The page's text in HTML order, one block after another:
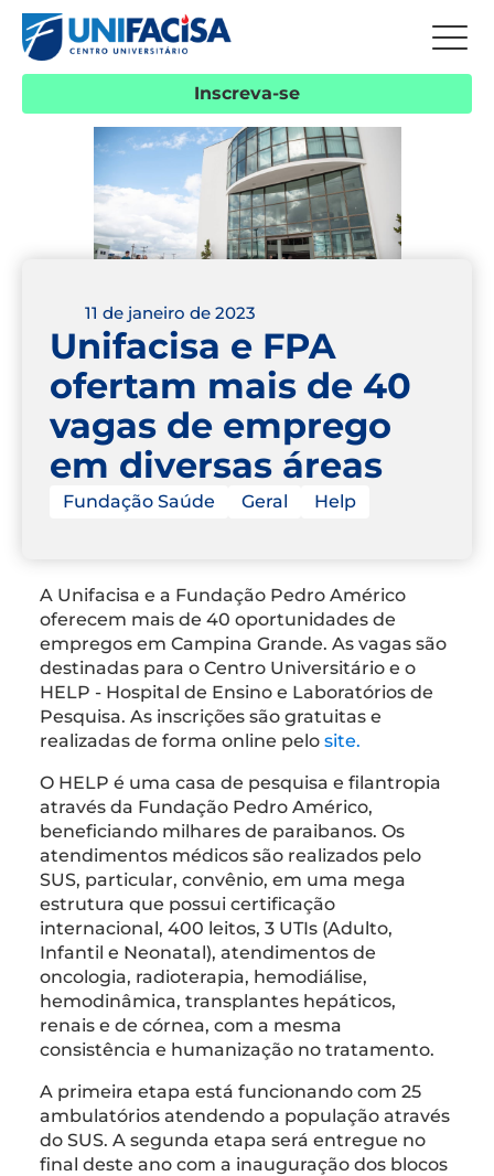
Inscreva-se
11 de janeiro de 2023
Unifacisa e FPA
ofertam mais de 40
vagas de emprego
em diversas áreas
Fundação Saúde Geral Help
A Unifacisa e a Fundação Pedro Américo
oferecem mais de 40 oportunidades de
empregos em Campina Grande. As vagas são
destinadas para o Centro Universitário e o
HELP - Hospital de Ensino e Laboratórios de
Pesquisa. As inscrições são gratuitas e
realizadas de forma online pelo site.
O HELP é uma casa de pesquisa e filantropia
através da Fundação Pedro Américo,
beneficiando milhares de paraibanos. Os
atendimentos médicos são realizados pelo
SUS, particular, convênio, em uma mega
estrutura que possui certificação
internacional, 400 leitos, 3 UTIs (Adulto,
Infantil e Neonatal), atendimentos de
oncologia, radioterapia, hemodiálise,
hemodinâmica, transplantes hepáticos,
renais e de córnea, com a mesma
consistência e humanização no tratamento.
A primeira etapa está funcionando com 25
ambulatórios atendendo a população através
do SUS. A segunda etapa será entregue no
final deste ano com a inauguração dos blocos